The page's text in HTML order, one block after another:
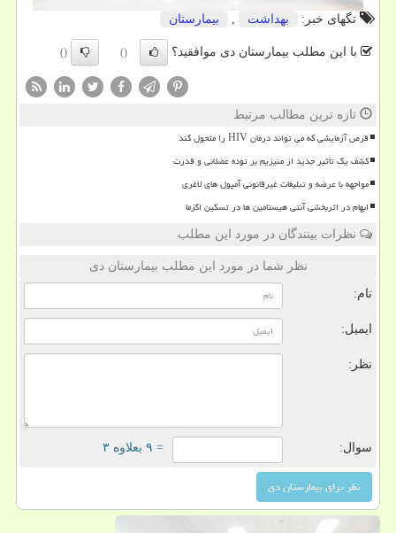
تگهای خبر: بهداشت بیمارستان
با این مطلب بیمارستان دی موافقید؟ ()
()
تازه ترین مطالب مرتبط
قرص آزمایشی که می تواند درمان HIV را متحول کند
کشف یک تأثیر جدید از منیزیم بر توده عضلانی و قدرت
مواجهه با عرضه و تبلیغات غیرقانونی آمپول های لاغری
ابهام در اثربخشی آنتی هیستامین ها در تسکین اگزما
نظرات بینندگان در مورد این مطلب
نظر شما در مورد این مطلب بیمارستان دی
نام:
ایمیل:
نظر:
سوال: = ۹ بعلاوه ۳